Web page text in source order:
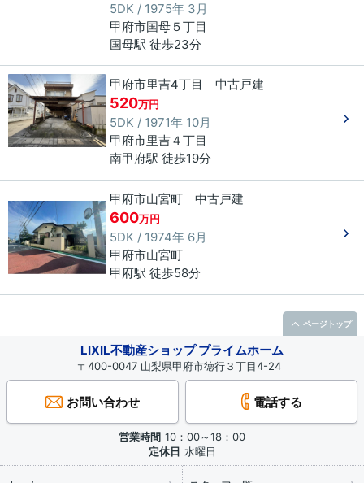
5DK / 1975年 3月
甲府市国母 ５丁目
国母駅 徒歩23分
甲府市里吉4丁目 中古戸建
520万円
5DK / 1971年 10月
甲府市里吉４丁目
南甲府駅 徒歩19分
甲府市山宮町 中古戸建
600万円
5DK / 1974年 6月
甲府市山宮町
甲府駅 徒歩58分
LIXIL不動産ショップ プライムホーム
〒400-0047 山梨県甲府市徳行３丁目4-24
お問い合わせ 電話する
営業時間 10：00～18：00
定休日 水曜日
ページトップ